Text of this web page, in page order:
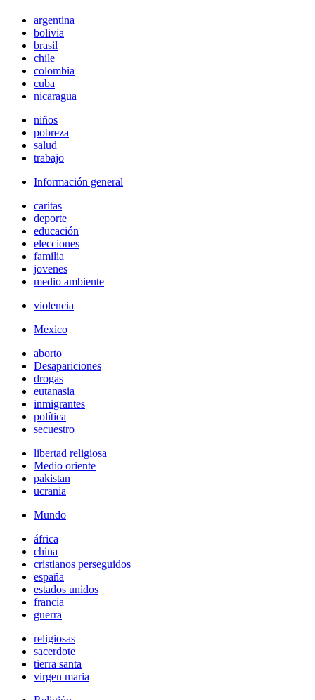
argentina
bolivia
brasil
chile
colombia
cuba
nicaragua
niños
pobreza
salud
trabajo
Información general
caritas
deporte
educación
elecciones
familia
jovenes
medio ambiente
violencia
Mexico
aborto
Desapariciones
drogas
eutanasia
inmigrantes
política
secuestro
libertad religiosa
Medio oriente
pakistan
ucrania
Mundo
áfrica
china
cristianos perseguidos
españa
estados unidos
francia
guerra
religiosas
sacerdote
tierra santa
virgen maria